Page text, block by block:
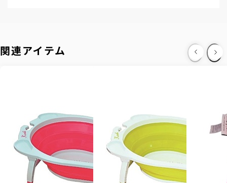
関連アイテム